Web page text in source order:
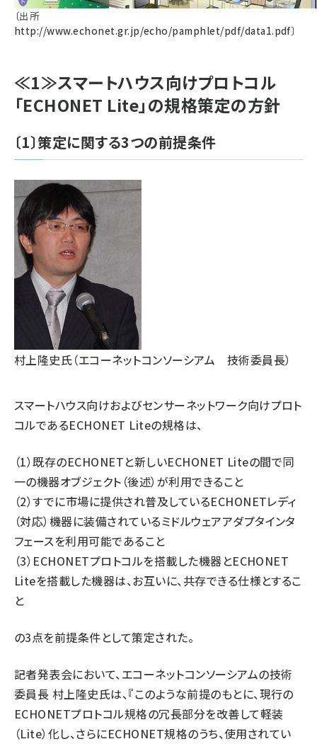
〔出所
http://www.echonet.gr.jp/echo/pamphlet/pdf/data1.pdf〕
≪1≫スマートハウス向けプロトコル
「ECHONET Lite」の規格策定の方針
〔1〕策定に関する3つの前提条件
村上隆史氏（エコーネットコンソーシアム 技術委員長）
スマートハウス向けおよびセンサーネットワーク向けプロト
コルであるECHONET Liteの規格は、
（1）既存のECHONETと新しいECHONET Liteの間で同
一の機器オブジェクト（後述）が利用できること
（2）すでに市場に提供され普及しているECHONETレディ
（対応）機器に装備されているミドルウェアアダプタインタ
フェースを利用可能であること
（3）ECHONETプロトコルを搭載した機器とECHONET
Liteを搭載した機器は、お互いに、共存できる仕様とするこ
と
の3点を前提条件として策定された。
記者発表会において、エコーネットコンソーシアムの技術
委員長 村上隆史氏は、『このような前提のもとに、現行の
ECHONETプロトコル規格の冗長部分を改善して軽装
（Lite）化し、さらにECHONET規格のうち、使用されてい